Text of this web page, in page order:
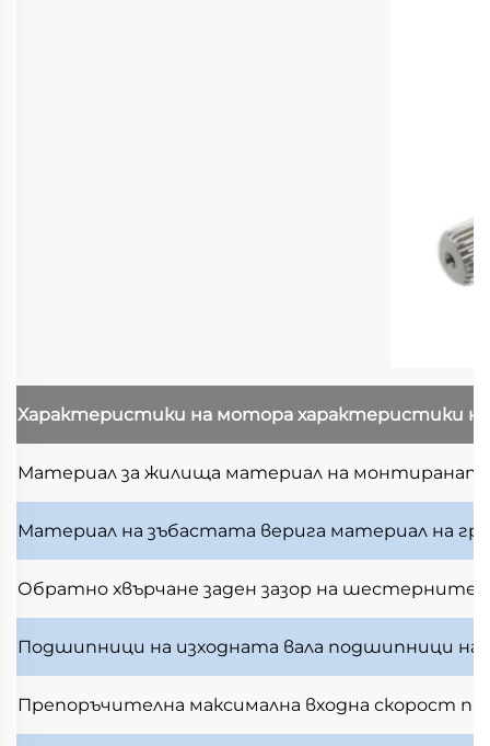
Характеристики на мотора характеристики
Материал за жилища материал на
Материал на зъбастата верига материал на
Обратно хвърчане заден зазор на шестерните
Подшипници на изходната вала подшипници на
Препоръчителна максимална входна скорост